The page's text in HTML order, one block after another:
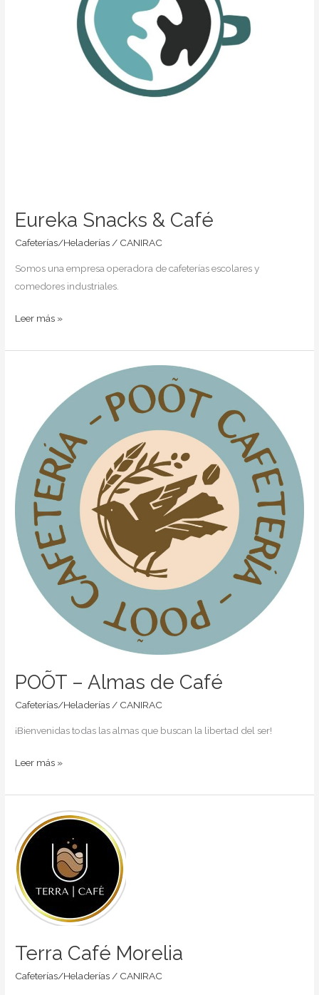
Eureka Snacks & Café
Cafeterías/Heladerías/ CANIRAC
Somos una empresa operadora de cafeterías escolares y
comedores industriales.
Leer más »
POÕT – Almas de Café
Cafeterías/Heladerías/ CANIRAC
¡Bienvenidas todas las almas que buscan la libertad del ser!
Café
Leer más »
Terra Café Morelia
Cafeterías/Heladerías/ CANIRAC
Café
Morelia